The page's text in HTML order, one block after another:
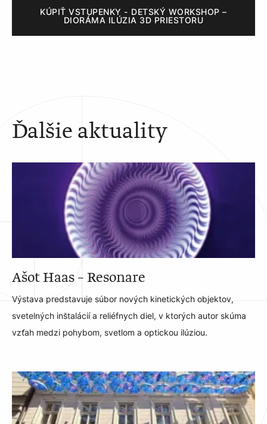
KÚPIŤ VSTUPENKY - DETSKÝ WORKSHOP –
DIORÁMA ILÚZIA 3D PRIESTORU
Ďalšie aktuality
Ašot Haas – Resonare
Výstava predstavuje súbor nových kinetických objektov,
svetelných inštalácií a reliéfnych diel, v ktorých autor skúma
vzťah medzi pohybom, svetlom a optickou ilúziou.